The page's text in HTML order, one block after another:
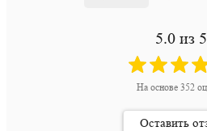
5.0 из 5
На основе 352
Оставить